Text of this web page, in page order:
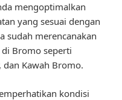
mengoptimalkan
yang sesuai dengan
sudah merencanakan
Bromo seperti
dan Kawah Bromo.
kondisi